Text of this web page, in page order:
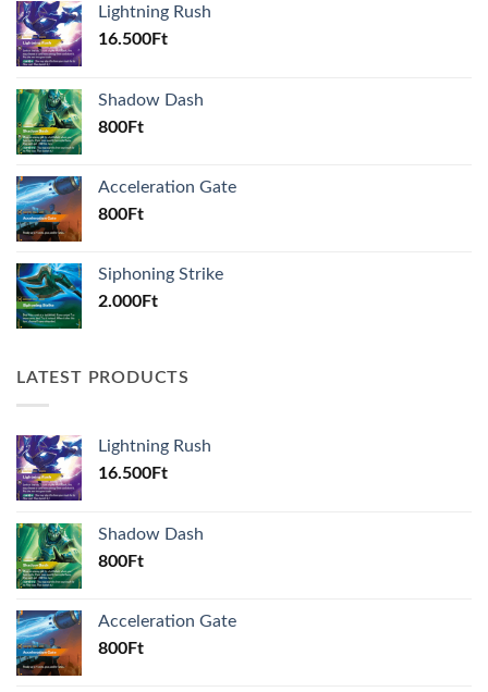
Lightning Rush
16.500Ft
Shadow Dash
800Ft
Acceleration Gate
800Ft
Siphoning Strike
2.000Ft
LATEST PRODUCTS
Lightning Rush
16.500Ft
Shadow Dash
800Ft
Acceleration Gate
800Ft